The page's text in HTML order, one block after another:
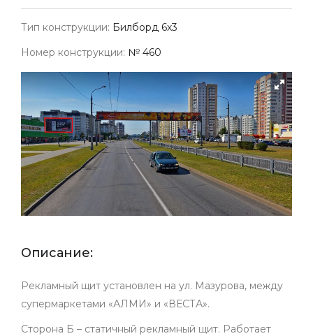
Тип конструкции: Билборд 6х3
Номер конструкции: № 460
Описание:
Рекламный щит установлен на ул. Мазурова, между
супермаркетами «АЛМИ» и «ВЕСТА».
Сторона Б – статичный рекламный щит. Работает